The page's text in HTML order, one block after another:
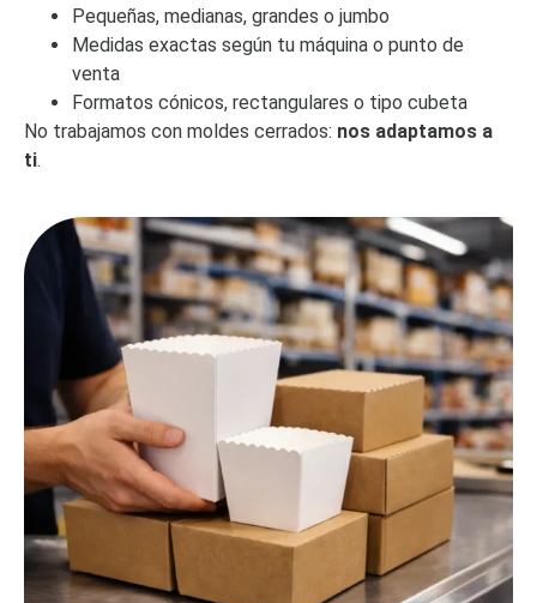
Pequeñas, medianas, grandes o jumbo
Medidas exactas según tu máquina o punto de
venta
Formatos cónicos, rectangulares o tipo cubeta
No trabajamos con moldes cerrados: nos adaptamos a
ti.